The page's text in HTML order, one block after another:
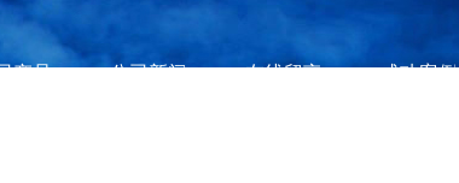
产品 公司新闻 在线留言 成功案例